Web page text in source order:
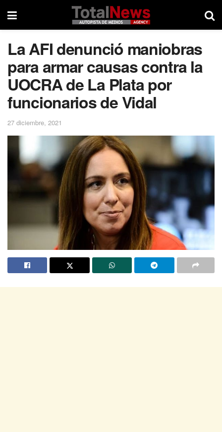
La AFI denunció maniobras
para armar causas contra la
UOCRA de La Plata por
funcionarios de Vidal
27 diciembre, 2021